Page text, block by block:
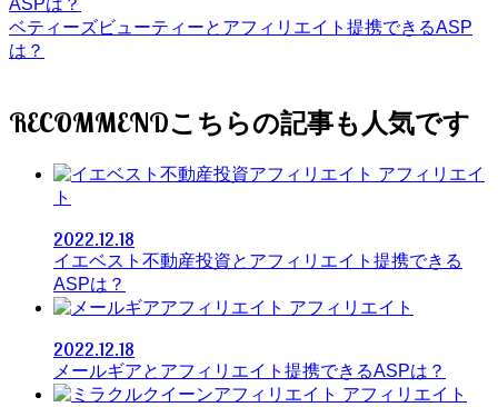
ASPは？
ベティーズビューティーとアフィリエイト提携できるASP
は？
RECOMMEND
アフィリエイ
ト
2022.12.18
イエベスト不動産投資とアフィリエイト提携できる
ASPは？
アフィリエイト
2022.12.18
メールギアとアフィリエイト提携できるASPは？
アフィリエイト